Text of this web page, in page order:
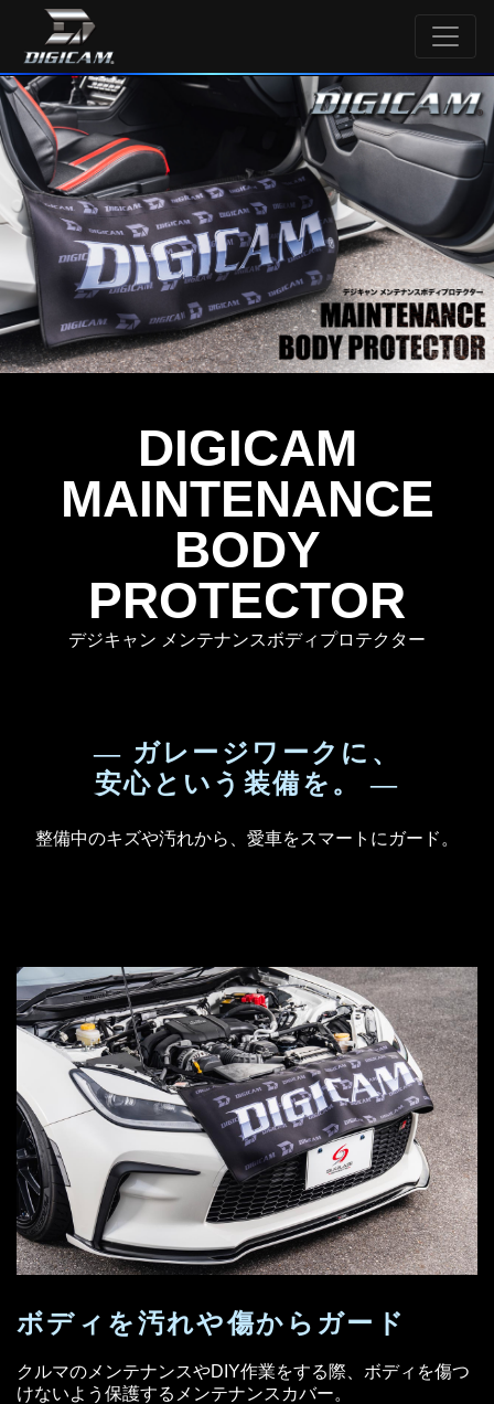
DIGICAM
MAINTENANCE
BODY
PROTECTOR
デジキャン メンテナンスボディプロテクター
— ガレージワークに、
安心という装備を。 —
整備中のキズや汚れから、愛車をスマートにガード。
ボディを汚れや傷からガード
クルマのメンテナンスやDIY作業をする際、ボディを傷つ
けないよう保護するメンテナンスカバー。